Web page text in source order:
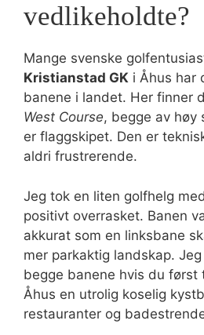
vedlikeholdte?
Mange svenske
Kristianstad GK i Åhus har
banene i landet. Her finner
West Course, begge av høy
er flaggskipet. Den er
aldri frustrerende.
Jeg tok en liten golfhelg
positivt overrasket. Banen
akkurat som en linksbane
mer parkaktig landskap.
begge banene hvis du først
Åhus en utrolig koselig
restauranter og